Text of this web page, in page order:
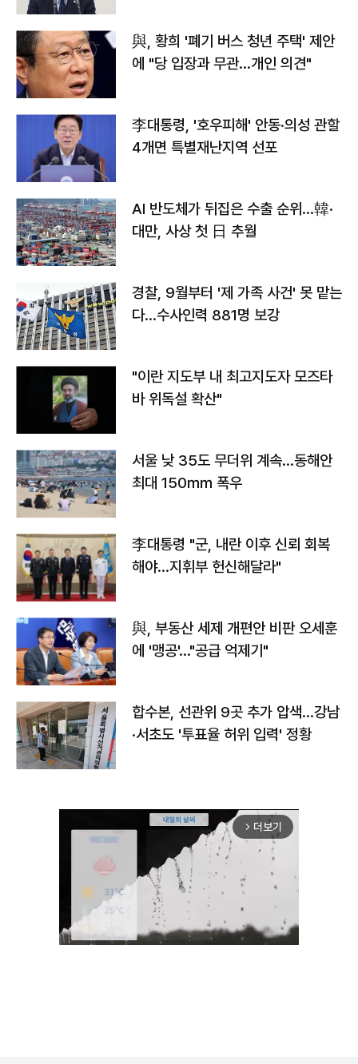
與, 황희 '폐기 버스 청년 주택' 제안
에 "당 입장과 무관…개인 의견"
李대통령, '호우피해' 안동·의성 관할
4개면 특별재난지역 선포
AI 반도체가 뒤집은 수출 순위…韓·
대만, 사상 첫 日 추월
경찰, 9월부터 '제 가족 사건' 못 맡는
다…수사인력 881명 보강
"이란 지도부 내 최고지도자 모즈타
바 위독설 확산"
서울 낮 35도 무더위 계속…동해안
최대 150㎜ 폭우
李대통령 "군, 내란 이후 신뢰 회복
해야…지휘부 헌신해달라"
與, 부동산 세제 개편안 비판 오세훈
에 '맹공'…"공급 억제기"
합수본, 선관위 9곳 추가 압색…강남
·서초도 '투표율 허위 입력' 정황
arrow_forward_ios 더보기